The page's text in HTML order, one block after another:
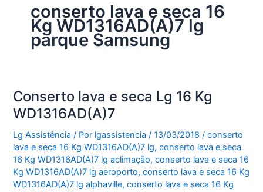
conserto lava e seca 16
Kg WD1316AD(A)7 lg
parque Samsung
Conserto lava e seca Lg 16 Kg
WD1316AD(A)7
Lg Assistência / Por lgassistencia/13/03/2018 /conserto
lava e seca 16 Kg WD1316AD(A)7 lg,conserto lava e seca
16 Kg WD1316AD(A)7 lg aclimação,conserto lava e seca 16
Kg WD1316AD(A)7 lg aeroporto,conserto lava e seca 16 Kg
WD1316AD(A)7 lg alphaville,conserto lava e seca 16 Kg